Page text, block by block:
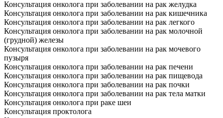
Консультация онколога при заболевании на рак желудка
Консультация онколога при заболевании на рак кишечника
Консультация онколога при заболевании на рак легкого
Консультация онколога при заболевании на рак молочной
(грудной) железы
Консультация онколога при заболевании на рак мочевого
пузыря
Консультация онколога при заболевании на рак печени
Консультация онколога при заболевании на рак пищевода
Консультация онколога при заболевании на рак почки
Консультация онколога при заболевании на рак тела матки
Консультация онколога при раке шеи
Консультация проктолога